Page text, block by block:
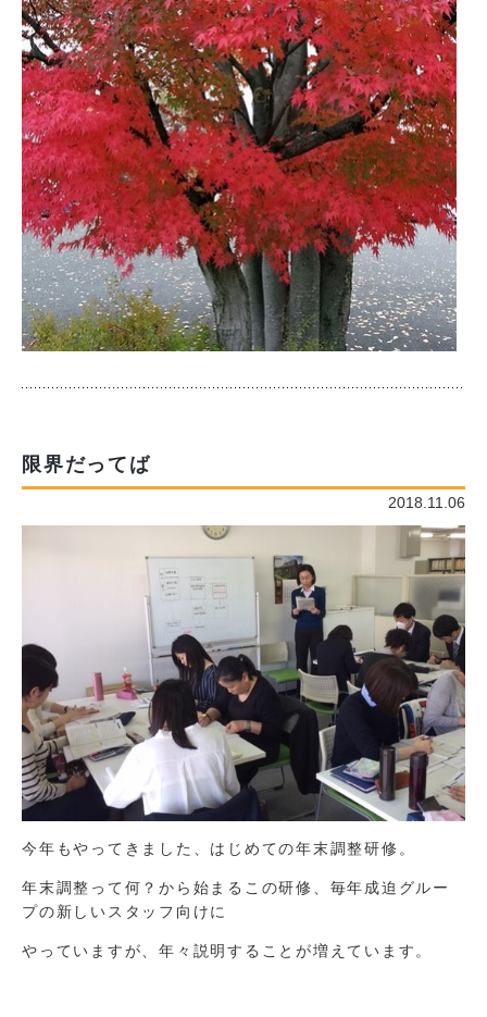
限界だってば
2018.11.06
今年もやってきました、はじめての年末調整研修。
年末調整って何？から始まるこの研修、毎年成迫グルー
プの新しいスタッフ向けに
やっていますが、年々説明することが増えています。